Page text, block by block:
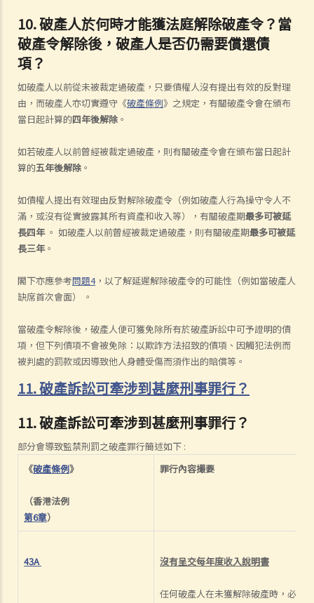
10. 破產人於何時才能獲法庭解除破產令？當
破產令解除後，破產人是否仍需要償還債
項？
如破產人以前從未被裁定過破產，只要債權人沒有提出有效的反對理
由，而破產人亦切實遵守《破產條例》之規定，有關破產令會在頒布
當日起計算的四年後解除 。
如若破產人以前曾經被裁定過破產，則有關破產令會在頒布當日起計
算的五年後解除 。
如債權人提出有效理由反對解除破產令（例如破產人行為操守令人不
滿，或沒有從實披露其所有資產和收入等），有關破產期最多可被延
長四年。 如破產人以前曾經被裁定過破產，則有關破產期最多可被延
長三年。
閣下亦應參考問題4，以了解延遲解除破產令的可能性（例如當破產人
缺席首次會面） 。
當破產令解除後，破產人便可獲免除所有於破產訴訟中可予證明的債
項，但下列債項不會被免除：以欺詐方法招致的債項、因觸犯法例而
被判處的罰款或因導致他人身體受傷而須作出的賠償等。
11. 破產訴訟可牽涉到甚麼刑事罪行？
11. 破產訴訟可牽涉到甚麼刑事罪行？
部分會導致監禁刑罰之破產罪行簡述如下 :
《破產條例》
（香港法例
第6章）
罪行內容撮要
43A 沒有呈交每年度收入說明書
任何破產人在未獲解除破產時，必須